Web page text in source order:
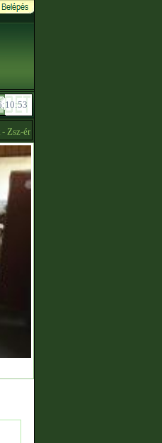
ért vállalok rajzolást! Lovaknak árak